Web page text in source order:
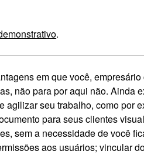
.
em que você,
não para por aqui não. Ainda
seu trabalho, como por
para seus clientes
sem a necessidade de você
aos usuários; vincular